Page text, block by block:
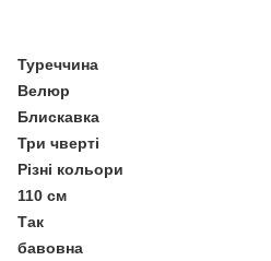
Туреччина
Велюр
Блискавка
Три чверті
Різні кольори
110 см
Так
бавовна